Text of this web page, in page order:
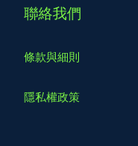
聯絡我們
條款與細則
隱私權政策